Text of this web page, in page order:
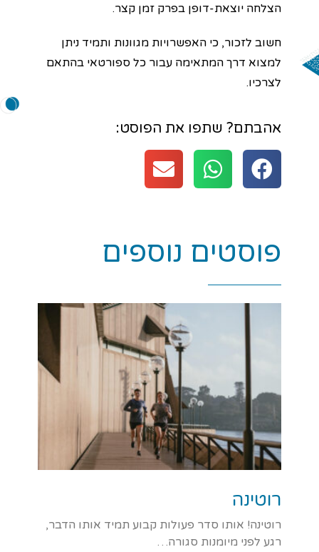
הצלחה יוצאת-דופן בפרק זמן קצר.
חשוב לזכור, כי האפשרויות מגוונות ותמיד ניתן
למצוא דרך המתאימה עבור כל ספורטאי בהתאם
לצרכיו.
אהבתם? שתפו את הפוסט:
פוסטים נוספים
רוטינה
רוטינה! אותו סדר פעולות קבוע תמיד אותו הדבר,
רגע לפני מיומנות סגורה…